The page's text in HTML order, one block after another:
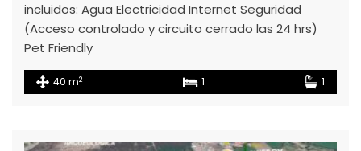
incluidos: Agua Electricidad Internet Seguridad
(Acceso controlado y circuito cerrado las 24 hrs)
Pet Friendly
40 m2 1 1